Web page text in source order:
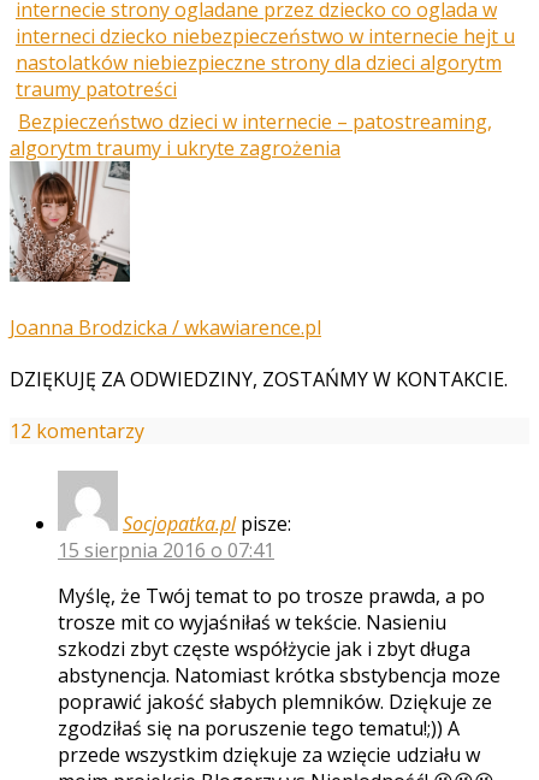
Bezpieczeństwo dzieci w internecie – patostreaming,
algorytm traumy i ukryte zagrożenia
Joanna Brodzicka / wkawiarence.pl
DZIĘKUJĘ ZA ODWIEDZINY, ZOSTAŃMY W KONTAKCIE.
12 komentarzy
Socjopatka.pl pisze:
15 sierpnia 2016 o 07:41
Myślę, że Twój temat to po trosze prawda, a po
trosze mit co wyjaśniłaś w tekście. Nasieniu
szkodzi zbyt częste współżycie jak i zbyt długa
abstynencja. Natomiast krótka sbstybencja moze
poprawić jakość słabych plemników. Dziękuje ze
zgodziłaś się na poruszenie tego tematu!;)) A
przede wszystkim dziękuje za wzięcie udziału w